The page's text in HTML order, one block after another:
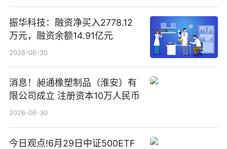
振华科技：融资净买入2778.12
万元，融资余额14.91亿元
2026-06-30
消息！昶通橡塑制品（淮安）有
限公司成立 注册资本10万人民币
2026-06-30
今日观点!6月29日中证500ETF